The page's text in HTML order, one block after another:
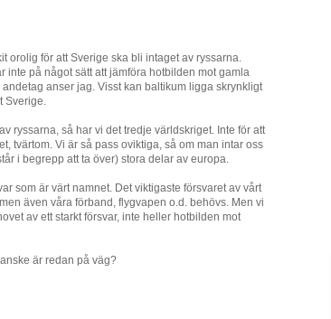
orolig för att Sverige ska bli intaget av ryssarna.
inte på något sätt att jämföra hotbilden mot gamla
anser jag. Visst kan baltikum ligga skrynkligt
Sverige.
ryssarna, så har vi det tredje världskriget. Inte för att
tvärtom. Vi är så pass oviktiga, så om man intar oss
i begrepp att ta över) stora delar av europa.
som är värt namnet. Det viktigaste försvaret av vårt
även våra förband, flygvapen o.d. behövs. Men vi
av ett starkt försvar, inte heller hotbilden mot
är redan på väg?